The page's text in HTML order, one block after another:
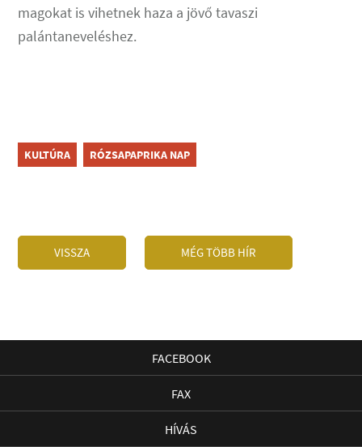
magokat is vihetnek haza a jövő tavaszi
palántaneveléshez.
KULTÚRA RÓZSAPAPRIKA NAP
VISSZA MÉG TÖBB HÍR
FACEBOOK
FAX
HÍVÁS